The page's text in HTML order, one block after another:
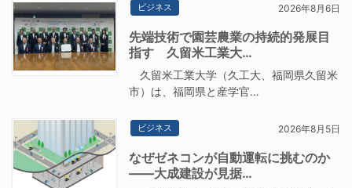
ビジネス 2026年8月6日
先端技術で園芸農業の持続的発展目
指す 久留米工業大…
久留米工業大学（久工大、福岡県久留米
市）は、福岡県と産学官…
ビジネス 2026年8月5日
なぜゼネコンが自動運転に挑むのか
――大成建設が見据…